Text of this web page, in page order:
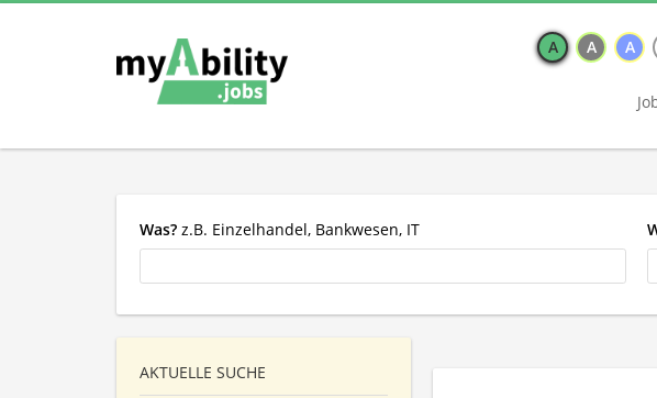
A A A
Was? z.B. Einzelhandel, Bankwesen, IT
AKTUELLE SUCHE